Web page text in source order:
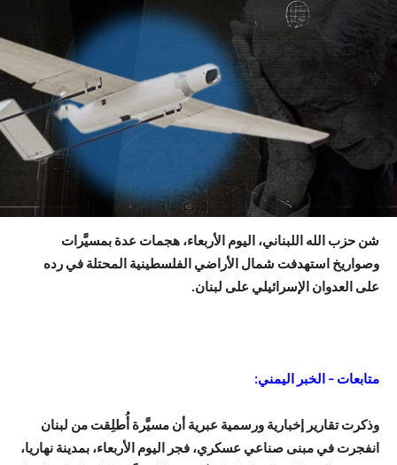
شن حزب الله اللبناني، اليوم الأربعاء، هجمات عدة بمسيَّرات
وصواريخ استهدفت شمال الأراضي الفلسطينية المحتلة في رده
على العدوان الإسرائيلي على لبنان.
متابعات – الخبر اليمني:
وذكرت تقارير إخبارية ورسمية عبرية أن مسيَّرة أُطلِقت من لبنان
انفجرت في مبنى صناعي عسكري، فجر اليوم الأربعاء، بمدينة نهاريا،